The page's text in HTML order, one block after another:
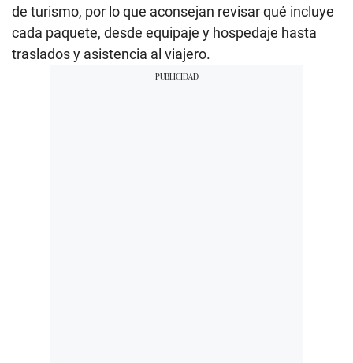
de turismo, por lo que aconsejan revisar qué incluye
cada paquete, desde equipaje y hospedaje hasta
traslados y asistencia al viajero.